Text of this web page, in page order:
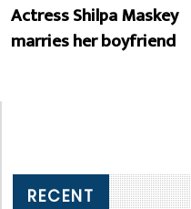
Actress Shilpa Maskey
marries her boyfriend
RECENT